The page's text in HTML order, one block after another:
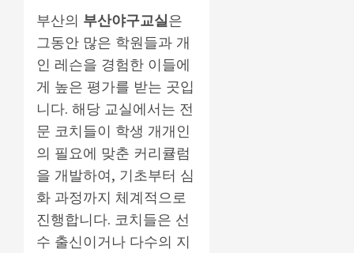
부산의 부산야구교실은
그동안 많은 학원들과 개
인 레슨을 경험한 이들에
게 높은 평가를 받는 곳입
니다. 해당 교실에서는 전
문 코치들이 학생 개개인
의 필요에 맞춘 커리큘럼
을 개발하여, 기초부터 심
화 과정까지 체계적으로
진행합니다. 코치들은 선
수 출신이거나 다수의 지